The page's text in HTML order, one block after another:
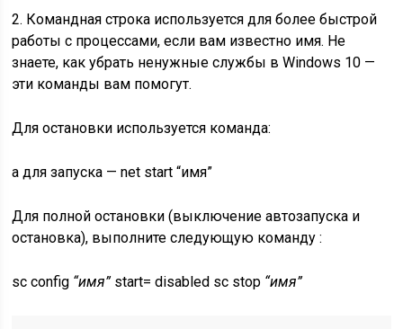
2. Командная строка используется для более быстрой
работы с процессами, если вам известно имя. Не
знаете, как убрать ненужные службы в Windows 10 —
эти команды вам помогут.
Для остановки используется команда:
а для запуска —net start “имя”
Для полной остановки (выключение автозапуска и
остановка), выполните следующую команду :
sc config “имя”start= disabled sc stop “имя”